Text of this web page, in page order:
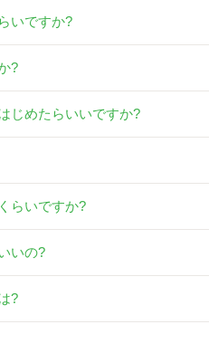
いですか?
?
じめたらいいですか?
らいですか?
いの?
?